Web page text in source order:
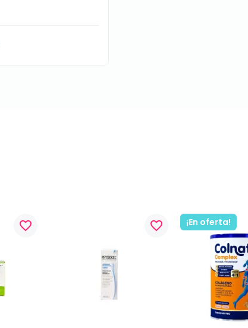
favorite_border favorite_border ¡En oferta!